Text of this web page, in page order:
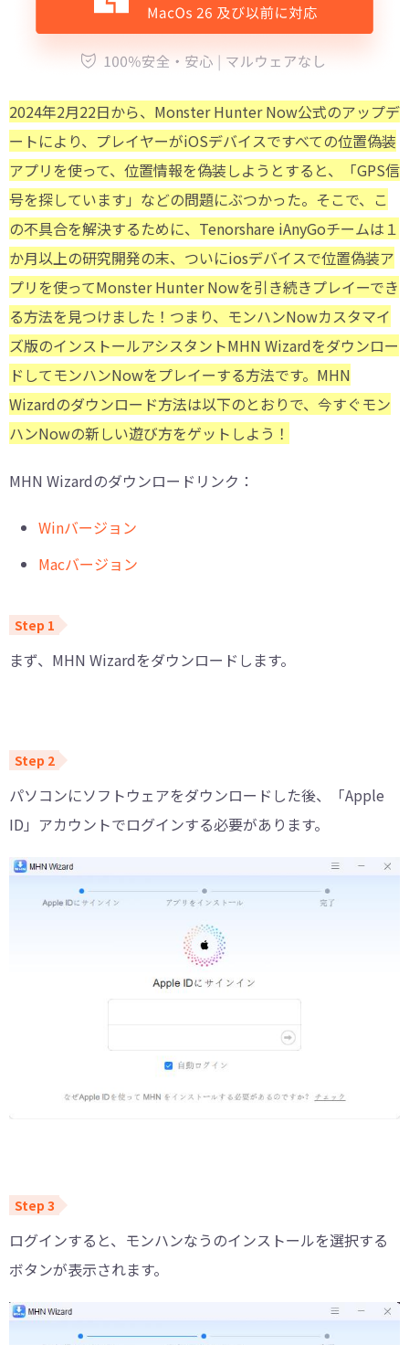
2024年2月22日から、Monster Hunter Now公式のアップデ
ートにより、プレイヤーがiOSデバイスですべての位置偽装
アプリを使って、位置情報を偽装しようとすると、「GPS信
号を探しています」などの問題にぶつかった。そこで、こ
の不具合を解決するために、Tenorshare iAnyGoチームは１
か月以上の研究開発の末、ついにiosデバイスで位置偽装ア
プリを使ってMonster Hunter Nowを引き続きプレイーでき
る方法を見つけました！つまり、モンハンNowカスタマイ
ズ版のインストールアシスタントMHN Wizardをダウンロー
ドしてモンハンNowをプレイーする方法です。MHN
Wizardのダウンロード方法は以下のとおりで、今すぐモン
ハンNowの新しい遊び方をゲットしよう！
MHN Wizardのダウンロードリンク：
Winバージョン
Macバージョン
まず、MHN Wizardをダウンロードします。
パソコンにソフトウェアをダウンロードした後、「Apple
ID」アカウントでログインする必要があります。
ログインすると、モンハンなうのインストールを選択する
ボタンが表示されます。